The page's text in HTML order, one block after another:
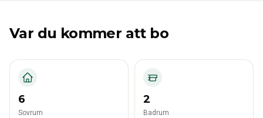
Var du kommer att bo
6
Sovrum
2
Badrum